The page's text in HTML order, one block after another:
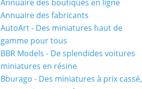
Annuaire des boutiques en ligne
Annuaire des fabricants
AutoArt - Des miniatures haut de
gamme pour tous
BBR Models - De splendides voitures
miniatures en résine
Bburago - Des miniatures à prix cassé,